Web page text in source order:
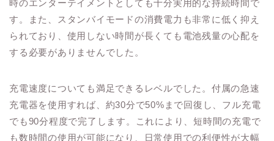
時のエンターテイメントとしても十分実用的な持続時間で
す。また、スタンバイモードの消費電力も非常に低く抑え
られており、使用しない時間が長くても電池残量の心配を
する必要がありませんでした。
充電速度についても満足できるレベルでした。付属の急速
充電器を使用すれば、約30分で50%まで回復し、フル充電
でも90分程度で完了します。これにより、短時間の充電で
も数時間の使用が可能になり、日常使用での利便性が大幅